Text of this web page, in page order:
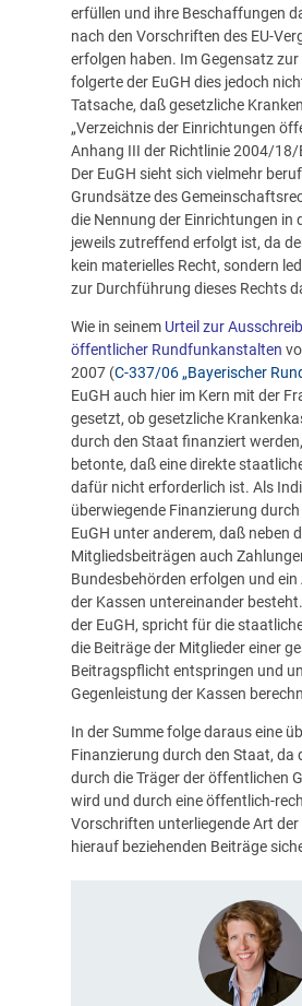
erfüllen und ihre Beschaffungen
nach den Vorschriften des EU-
erfolgen haben. Im Gegensatz
folgerte der EuGH dies jedoch
Tatsache, daß gesetzliche
„Verzeichnis der Einrichtungen
Anhang III der Richtlinie 2004/
Der EuGH sieht sich vielmehr
Grundsätze des
die Nennung der Einrichtungen in
jeweils zutreffend erfolgt ist, da
kein materielles Recht, sondern
zur Durchführung dieses Rechts
Wie in seinem Urteil zur
öffentlicher Rundfunkanstalten
2007 (C-337/06 „Bayerischer
EuGH auch hier im Kern mit der
gesetzt, ob gesetzliche
durch den Staat finanziert
betonte, daß eine direkte
dafür nicht erforderlich ist. Als
überwiegende Finanzierung
EuGH unter anderem, daß neben
Mitgliedsbeiträgen auch
Bundesbehörden erfolgen und
der Kassen untereinander
der EuGH, spricht für die
die Beiträge der Mitglieder einer
Beitragspflicht entspringen und
Gegenleistung der Kassen
In der Summe folge daraus eine
Finanzierung durch den Staat, da
durch die Träger der öffentlichen
wird und durch eine öffentlich-
Vorschriften unterliegende Art der
hierauf beziehenden Beiträge